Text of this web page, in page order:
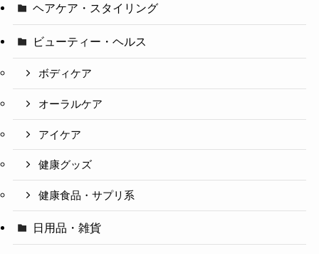
ヘアケア・スタイリング
ビューティー・ヘルス
ボディケア
オーラルケア
アイケア
健康グッズ
健康食品・サプリ系
日用品・雑貨